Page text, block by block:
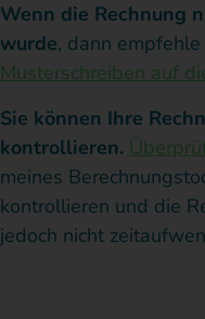
Wenn die Rechnung
wurde, dann
Musterschreiben auf
Sie können Ihre
kontrollieren.
meines
kontrollieren und die
jedoch nicht